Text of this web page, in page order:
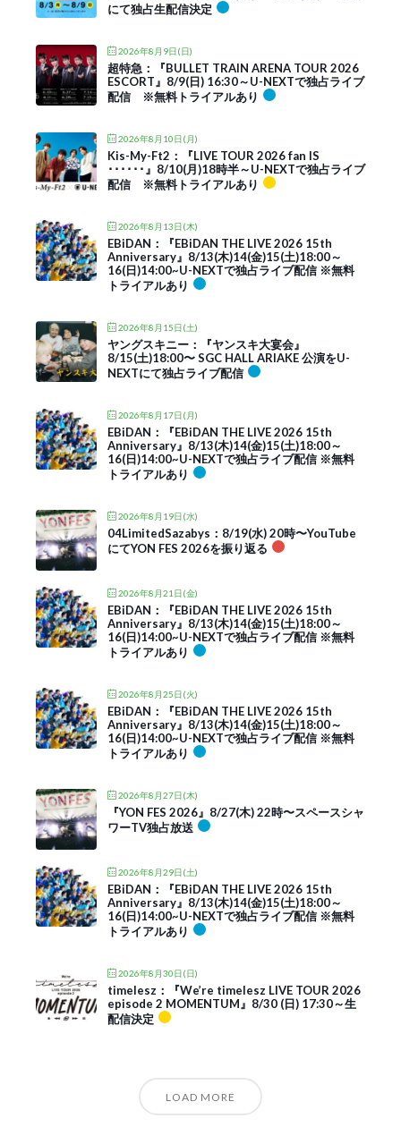
にて独占生配信決定
2026年8月9日(日)
超特急：『BULLET TRAIN ARENA TOUR 2026
ESCORT』8/9(日) 16:30～U-NEXTで独占ライブ
配信 ※無料トライアルあり
2026年8月10日(月)
Kis-My-Ft2：『LIVE TOUR 2026 fan IS
･･････』8/10(月)18時半～U-NEXTで独占ライブ
配信 ※無料トライアルあり
2026年8月13日(木)
EBiDAN：『EBiDAN THE LIVE 2026 15th
Anniversary』8/13(木)14(金)15(土)18:00～
16(日)14:00~U-NEXTで独占ライブ配信 ※無料
トライアルあり
2026年8月15日(土)
ヤングスキニー：『ヤンスキ大宴会』
8/15(土)18:00〜 SGC HALL ARIAKE 公演をU-
NEXTにて独占ライブ配信
2026年8月17日(月)
EBiDAN：『EBiDAN THE LIVE 2026 15th
Anniversary』8/13(木)14(金)15(土)18:00～
16(日)14:00~U-NEXTで独占ライブ配信 ※無料
トライアルあり
2026年8月19日(水)
04LimitedSazabys：8/19(水) 20時〜YouTube
にてYON FES 2026を振り返る
2026年8月21日(金)
EBiDAN：『EBiDAN THE LIVE 2026 15th
Anniversary』8/13(木)14(金)15(土)18:00～
16(日)14:00~U-NEXTで独占ライブ配信 ※無料
トライアルあり
2026年8月25日(火)
EBiDAN：『EBiDAN THE LIVE 2026 15th
Anniversary』8/13(木)14(金)15(土)18:00～
16(日)14:00~U-NEXTで独占ライブ配信 ※無料
トライアルあり
2026年8月27日(木)
『YON FES 2026』8/27(木) 22時〜スペースシャ
ワーTV独占放送
2026年8月29日(土)
EBiDAN：『EBiDAN THE LIVE 2026 15th
Anniversary』8/13(木)14(金)15(土)18:00～
16(日)14:00~U-NEXTで独占ライブ配信 ※無料
トライアルあり
2026年8月30日(日)
timelesz：『We’re timelesz LIVE TOUR 2026
episode 2 MOMENTUM』8/30 (日) 17:30～生
配信決定
LOAD MORE